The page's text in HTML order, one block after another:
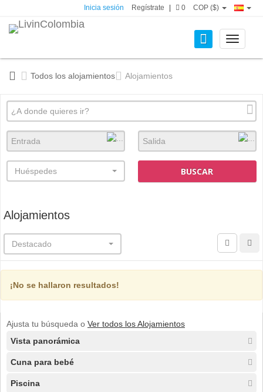
Inicia sesión Regístrate 0 COP ($)
Toggle
Todos los alojamientos Alojamientos
Huéspedes BUSCAR
Alojamientos
Destacado
¡No se hallaron resultados!
Ajusta tu búsqueda o Ver todos los Alojamientos
Vista panorámica
Cuna para bebé
Piscina